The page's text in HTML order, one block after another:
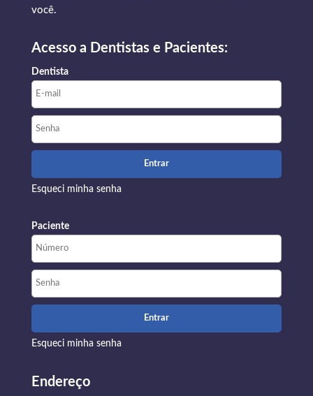
você.
Acesso a Dentistas e Pacientes:
Dentista
Esqueci minha senha
Paciente
Esqueci minha senha
Endereço